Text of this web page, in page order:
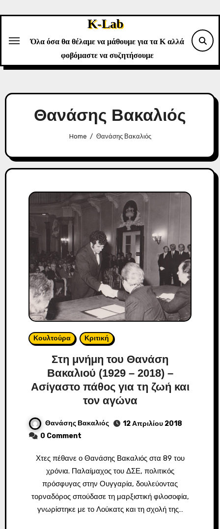
K-Lab
Όλα όσα θα θέλαμε να μάθουμε για τα Κ αλλά
φοβόμαστε να συζητήσουμε
Θανάσης Βακαλιός
Home Θανάσης Βακαλιός
Κουλτούρα Κριτική
Στη μνήμη του Θανάση
Βακαλιού (1929 – 2018) –
Ασίγαστο πάθος για τη ζωή και
τον αγώνα
Θανάσης Βακαλιός
12 Απριλίου 2018
0 Comment
Χτες πέθανε ο Θανάσης Βακαλιός στα 89 του
χρόνια. Παλαίμαχος του ΔΣΕ, πολιτικός
πρόσφυγας στην Ουγγαρία, δουλεύοντας
τορναδόρος σπούδασε τη μαρξιστική φιλοσοφία,
γνωρίστηκε με το Λούκατς και τη σχολή της…